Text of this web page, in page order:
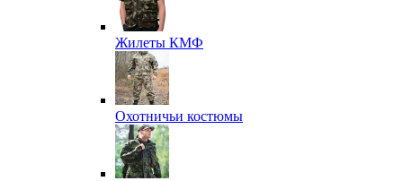
Жилеты КМФ
Охотничьи костюмы